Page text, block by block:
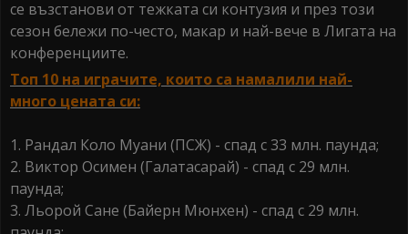
се възстанови от тежката си контузия и през този
сезон бележи по-често, макар и най-вече в Лигата на
конференциите.
Топ 10 на играчите, които са намалили най-
много цената си:
1. Рандал Коло Муани (ПСЖ) - спад с 33 млн. паунда;
2. Виктор Осимен (Галатасарай) - спад с 29 млн.
паунда;
3. Льорой Сане (Байерн Мюнхен) - спад с 29 млн.